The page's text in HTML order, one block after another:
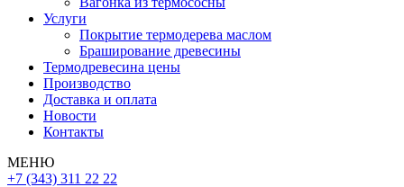
Услуги
Покрытие термодерева маслом
Браширование древесины
Термодревесина цены
Производство
Доставка и оплата
Новости
Контакты
МЕНЮ
+7 (343) 311 22 22